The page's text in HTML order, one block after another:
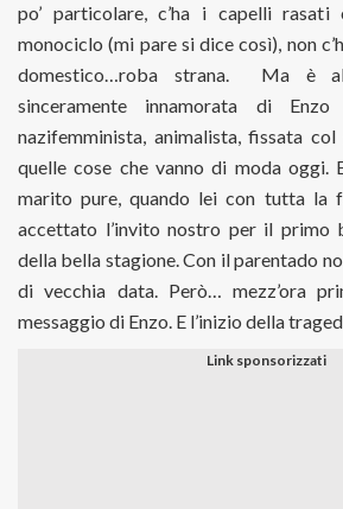
po’ particolare, c’ha i capelli
monociclo (mi pare si dice così), non
domestico…roba strana.
Ma è
sinceramente innamorata di
nazifemminista, animalista, fissata
quelle cose che vanno di moda oggi.
marito pure, quando lei con tutta la
accettato l’invito nostro per il primo
della bella stagione. Con il parentado
di vecchia data. Però… mezz’ora
messaggio di Enzo. E l’inizio della